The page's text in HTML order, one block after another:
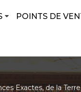
POINTS DE
Exactes, de la